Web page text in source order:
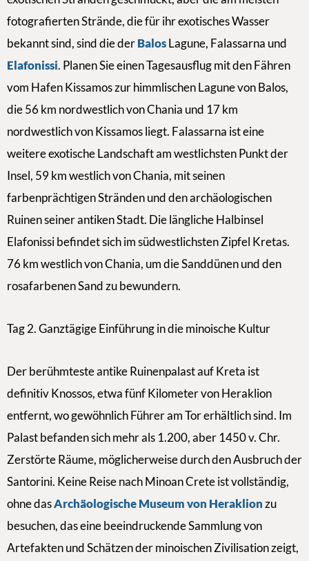
fotografierten Strände, die für ihr exotisches Wasser
bekannt sind, sind die derBalosLagune, Falassarna und
Elafonissi. Planen Sie einen Tagesausflug mit den Fähren
vom Hafen Kissamos zur himmlischen Lagune von Balos,
die 56 km nordwestlich von Chania und 17 km
nordwestlich von Kissamos liegt. Falassarna ist eine
weitere exotische Landschaft am westlichsten Punkt der
Insel, 59 km westlich von Chania, mit seinen
farbenprächtigen Stränden und den archäologischen
Ruinen seiner antiken Stadt. Die längliche Halbinsel
Elafonissi befindet sich im südwestlichsten Zipfel Kretas.
76 km westlich von Chania, um die Sanddünen und den
rosafarbenen Sand zu bewundern.
Tag 2. Ganztägige Einführung in die minoische Kultur
Der berühmteste antike Ruinenpalast auf Kreta ist
definitiv Knossos, etwa fünf Kilometer von Heraklion
entfernt, wo gewöhnlich Führer am Tor erhältlich sind. Im
Palast befanden sich mehr als 1.200, aber 1450 v. Chr.
Zerstörte Räume, möglicherweise durch den Ausbruch der
Santorini. Keine Reise nach Minoan Crete ist vollständig,
ohne dasArchäologische Museum von Heraklionzu
besuchen, das eine beeindruckende Sammlung von
Artefakten und Schätzen der minoischen Zivilisation zeigt,